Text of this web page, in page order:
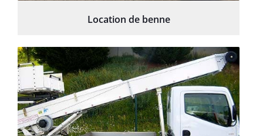
Location de benne